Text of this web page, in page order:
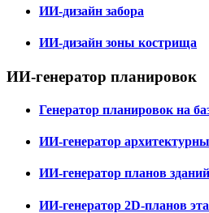
ИИ-дизайн забора
ИИ-дизайн зоны кострища
ИИ-генератор планировок
Генератор планировок на
ИИ-генератор
ИИ-генератор планов зданий
ИИ-генератор 2D-планов